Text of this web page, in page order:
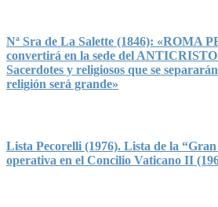
Nª Sra de La Salette (1846): «ROMA
convertirá en la sede del
Sacerdotes y religiosos que se
religión será grande»
Lista Pecorelli (1976). Lista de la
operativa en el Concilio Vaticano II